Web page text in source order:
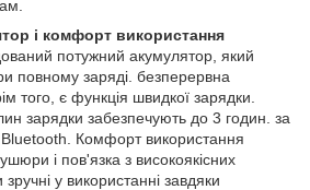
і комфорт використання
потужний акумулятор, який
повному заряді. безперервна
того, є функція швидкої зарядки.
зарядки забезпечують до 3 годин. за
Комфорт використання
і пов'язка з високоякісних
у використанні завдяки